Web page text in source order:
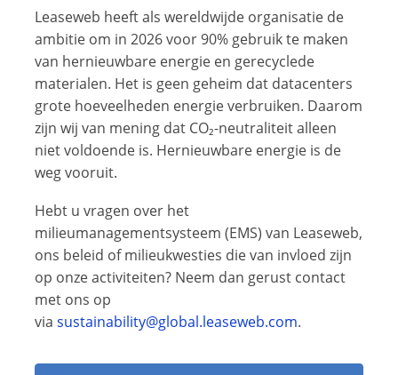
Leaseweb heeft als wereldwijde organisatie de
ambitie om in 2026 voor 90% gebruik te maken
van hernieuwbare energie en gerecyclede
materialen. Het is geen geheim dat datacenters
grote hoeveelheden energie verbruiken. Daarom
zijn wij van mening dat CO₂-neutraliteit alleen
niet voldoende is. Hernieuwbare energie is de
weg vooruit.
Hebt u vragen over het
milieumanagementsysteem (EMS) van Leaseweb,
ons beleid of milieukwesties die van invloed zijn
op onze activiteiten? Neem dan gerust contact
met ons op
via sustainability@global.leaseweb.com.